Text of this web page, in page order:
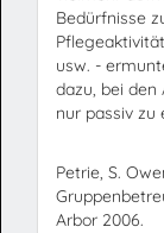
Bedürfnisse
usw. -
dazu, bei
nur passiv zu
Petrie, S.
Arbor 2006.